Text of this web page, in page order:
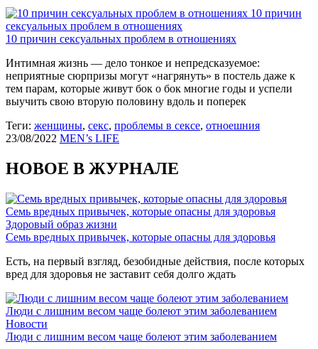
10 причин
сексуальных проблем в отношениях
10 причин сексуальных проблем в отношениях
Интимная жизнь — дело тонкое и непредсказуемое:
неприятные сюрпризы могут «нагрянуть» в постель даже к
тем парам, которые живут бок о бок многие годы и успели
выучить свою вторую половину вдоль и поперек
Теги: женщины, секс, проблемы в сексе, отноешния
23/08/2022 MEN’s LIFE
НОВОЕ В ЖУРНАЛЕ
Семь вредных привычек, которые опасны для здоровья
Здоровый образ жизни
Семь вредных привычек, которые опасны для здоровья
Есть, на первый взгляд, безобидные действия, после которых
вред для здоровья не заставит себя долго ждать
Люди с лишним весом чаще болеют этим заболеванием
Новости
Люди с лишним весом чаще болеют этим заболеванием